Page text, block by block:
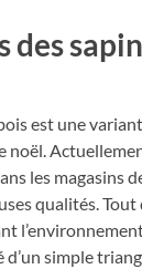
des
est une
noël.
les magasins
qualités. Tout
simple